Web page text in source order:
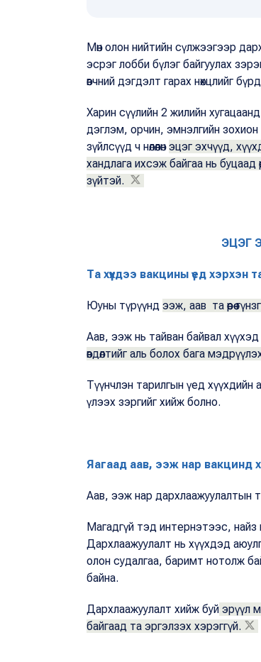
Мөн олон нийтийн сүлжээгээр
эсрэг лобби бүлэг байгуулах
өвчний дэгдэлт гарах нөхцлийг
Харин сүүлийн 2 жилийн
дэглэм, орчин, эмнэлгийн зохион
зүйлсүүд ч нөлөөлөнэцэг эхчүүд,
хандлага ихсэж байгаа нь буцаад
зүйтэй.
ЭЦЭГ
Та хүүхдээ вакцины үед хэрхэн
Юуны түрүүнд ээж, аав та өөрөө
Аав, ээж нь тайван байвал
өвдөлтийг аль болох бага
Түүнчлэн тарилгын үед хүүхдийн
үлээх зэргийг хийж болно.
Яагаад аав, ээж нар вакцинд
Аав, ээж нар дархлаажуулалтын
Магадгүй тэд интернэтээс, найз
Дархлаажуулалт нь хүүхдэд
олон судалгаа, баримт нотолж
байна.
Дархлаажуулалт хийж буй эрүүл
байгаад та эргэлзэх хэрэггүй.